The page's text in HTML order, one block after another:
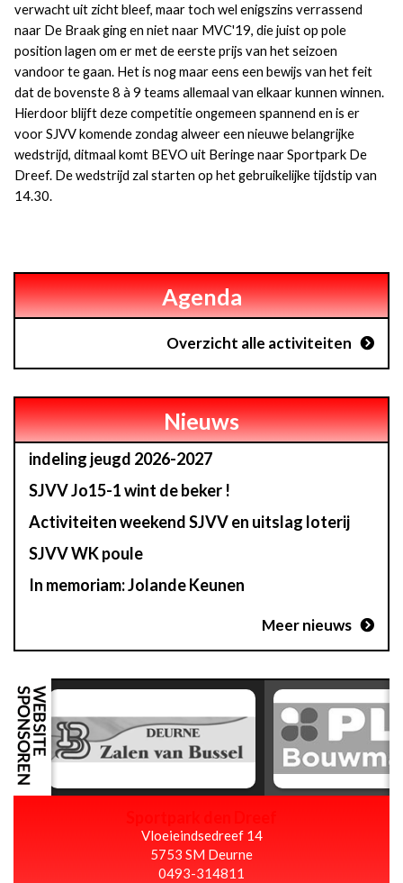
verwacht uit zicht bleef, maar toch wel enigszins verrassend
naar De Braak ging en niet naar MVC'19, die juist op pole
position lagen om er met de eerste prijs van het seizoen
vandoor te gaan. Het is nog maar eens een bewijs van het feit
dat de bovenste 8 à 9 teams allemaal van elkaar kunnen winnen.
Hierdoor blijft deze competitie ongemeen spannend en is er
voor SJVV komende zondag alweer een nieuwe belangrijke
wedstrijd, ditmaal komt BEVO uit Beringe naar Sportpark De
Dreef. De wedstrijd zal starten op het gebruikelijke tijdstip van
14.30.
Agenda
Overzicht alle activiteiten
Nieuws
indeling jeugd 2026-2027
SJVV Jo15-1 wint de beker !
Activiteiten weekend SJVV en uitslag loterij
SJVV WK poule
In memoriam: Jolande Keunen
Meer nieuws
Vloeieindsedreef 14
5753 SM Deurne
0493-314811